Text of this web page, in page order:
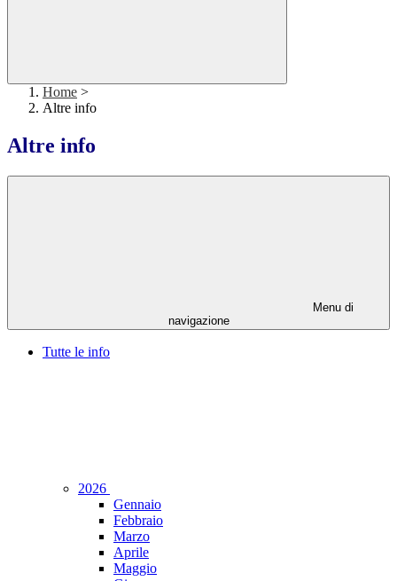
Home >
Altre info
Altre info
Menu di
navigazione
Tutte le info
2026
Gennaio
Febbraio
Marzo
Aprile
Maggio